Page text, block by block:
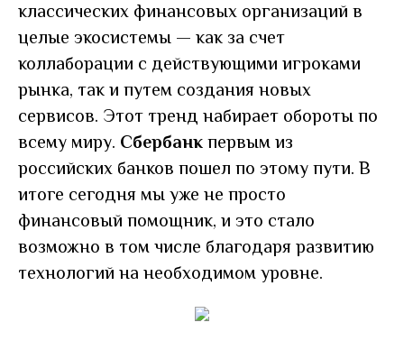
классических финансовых организаций в
целые экосистемы — как за счет
коллаборации с действующими игроками
рынка, так и путем создания новых
сервисов. Этот тренд набирает обороты по
всему миру. Сбербанк первым из
российских банков пошел по этому пути. В
итоге сегодня мы уже не просто
финансовый помощник, и это стало
возможно в том числе благодаря развитию
технологий на необходимом уровне.